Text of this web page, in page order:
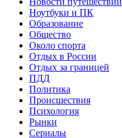
Ноутбуки и ПК
Образование
Общество
Около спорта
Отдых в России
Отдых за границей
ПДД
Политика
Происшествия
Психология
Рынки
Сериалы